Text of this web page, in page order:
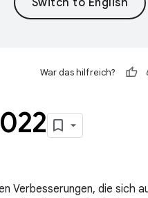
War das hilfreich?
Verbesserungen, die sich